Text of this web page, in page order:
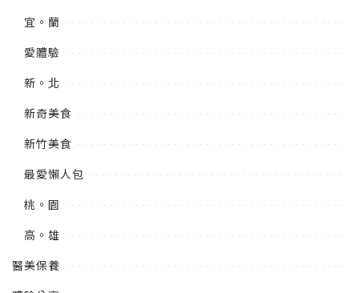
宜。蘭
愛體驗
新。北
新奇美食
新竹美食
最愛懶人包
桃。園
高。雄
醫美保養